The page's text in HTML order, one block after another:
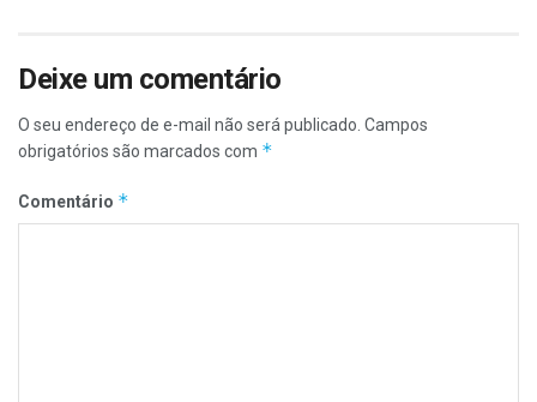
Deixe um comentário
O seu endereço de e-mail não será publicado. Campos
obrigatórios são marcados com *
Comentário *